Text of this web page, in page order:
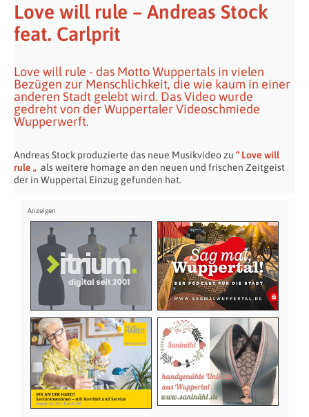
Love will rule – Andreas Stock
feat. Carlprit
Love will rule - das Motto Wuppertals in vielen
Bezügen zur Menschlichkeit, die wie kaum in einer
anderen Stadt gelebt wird. Das Video wurde
gedreht von der Wuppertaler Videoschmiede
Wupperwerft.
Andreas Stock produzierte das neue Musikvideo zu “ Love will
rule „ als weitere homage an den neuen und frischen Zeitgeist
der in Wuppertal Einzug gefunden hat.